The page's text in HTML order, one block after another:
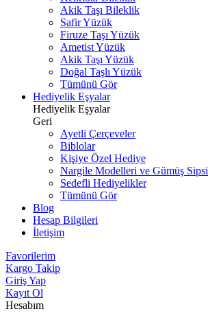
Akik Taşı Bileklik
Safir Yüzük
Firuze Taşı Yüzük
Ametist Yüzük
Akik Taşı Yüzük
Doğal Taşlı Yüzük
Tümünü Gör
Hediyelik Eşyalar
Hediyelik Eşyalar
Geri
Ayetli Çerçeveler
Biblolar
Kişiye Özel Hediye
Nargile Modelleri ve Gümüş Sipsi
Sedefli Hediyelikler
Tümünü Gör
Blog
Hesap Bilgileri
İletişim
Favorilerim
Kargo Takip
Giriş Yap
Kayıt Ol
Hesabım